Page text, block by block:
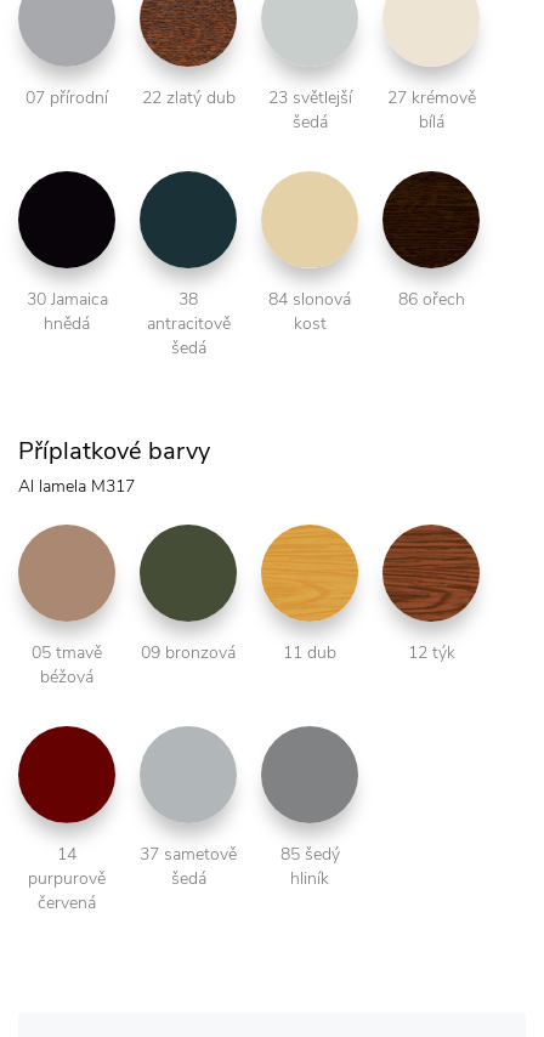
07 přírodní 22 zlatý dub
23 světlejší
šedá
27 krémově
bílá
30 Jamaica
hnědá
38
antracitově
šedá
84 slonová
kost
86 ořech
Příplatkové barvy
Al lamela M317
05 tmavě
béžová
09 bronzová 11 dub 12 týk
14
purpurově
červená
37 sametově
šedá
85 šedý
hliník